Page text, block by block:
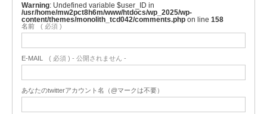
Warning : Undefined variable $user_ID in
/usr/home/mw2pct8h6m/www/htdocs/wp_2025/wp-
content/themes/monolith_tcd042/comments.php on line 158
名前 ( 必須 )
E-MAIL ( 必須 ) - 公開されません -
あなたのtwitterアカウント名（@マークは不要）